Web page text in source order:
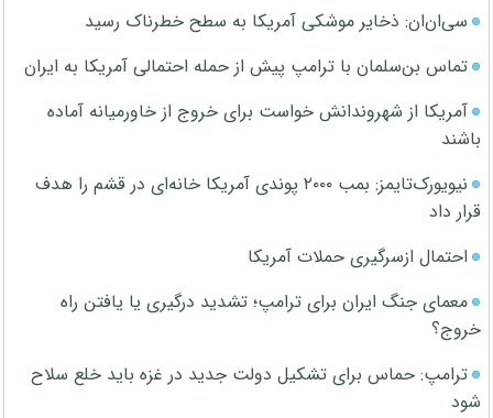
سی‌ان‌ان: ذخایر موشکی آمریکا به سطح خطرناک رسید
تماس بن‌سلمان با ترامپ پیش از حمله احتمالی آمریکا به ایران
آمریکا از شهروندانش خواست برای خروج از خاورمیانه آماده
باشند
نیویورک‌تایمز: بمب ۲۰۰۰ پوندی آمریکا خانه‌ای در قشم را هدف
قرار داد
احتمال ازسرگیری حملات آمریکا
معمای جنگ ایران برای ترامپ؛ تشدید درگیری یا یافتن راه
خروج؟
ترامپ: حماس برای تشکیل دولت جدید در غزه باید خلع سلاح
شود